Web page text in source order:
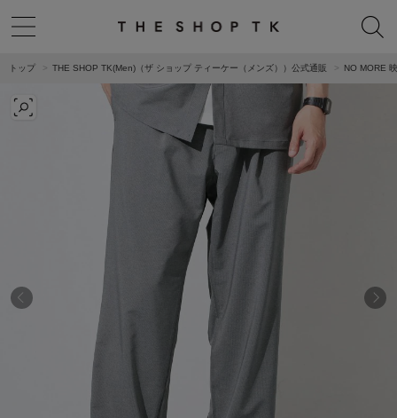
トップ THE SHOP TK(Men)（ザ ショップ ティーケー（メンズ））公式通販 NO MORE